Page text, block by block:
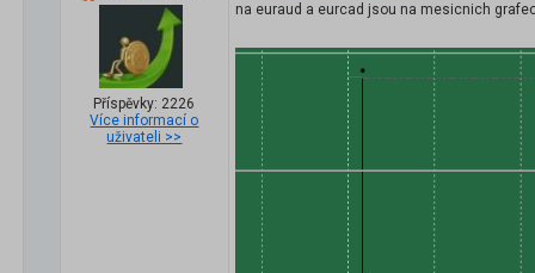
Příspěvky: 2226
Více informací o
uživateli >>
na euraud a eurcad jsou na mesicnich